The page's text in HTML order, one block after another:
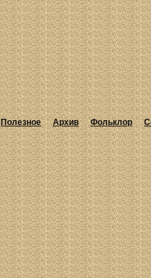
Полезное Архив Фольклор